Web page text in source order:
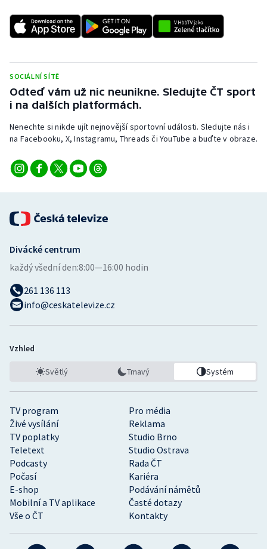
Stolní tenis
Veslování
Vodní slalom
Volejbal
Ostatní
SOCIÁLNÍ SÍTĚ
Odteď vám už nic neunikne. Sledujte ČT sport
i na dalších platformách.
Nenechte si nikde ujít nejnovější sportovní události. Sledujte nás i
na Facebooku, X, Instagramu, Threads či YouTube a buďte v obraze.
TV program
Pro média
Živé vysílání
Reklama
TV poplatky
Studio Brno
Teletext
Studio Ostrava
Podcasty
Rada ČT
Počasí
Kariéra
E-shop
Podávání námětů
Mobilní a TV aplikace
Časté dotazy
Vše o ČT
Kontakty
Divácké centrum
každý všední den:8:00—16:00 hodin
261 136 113
info@ceskatelevize.cz
Vzhled
Světlý Tmavý Systém